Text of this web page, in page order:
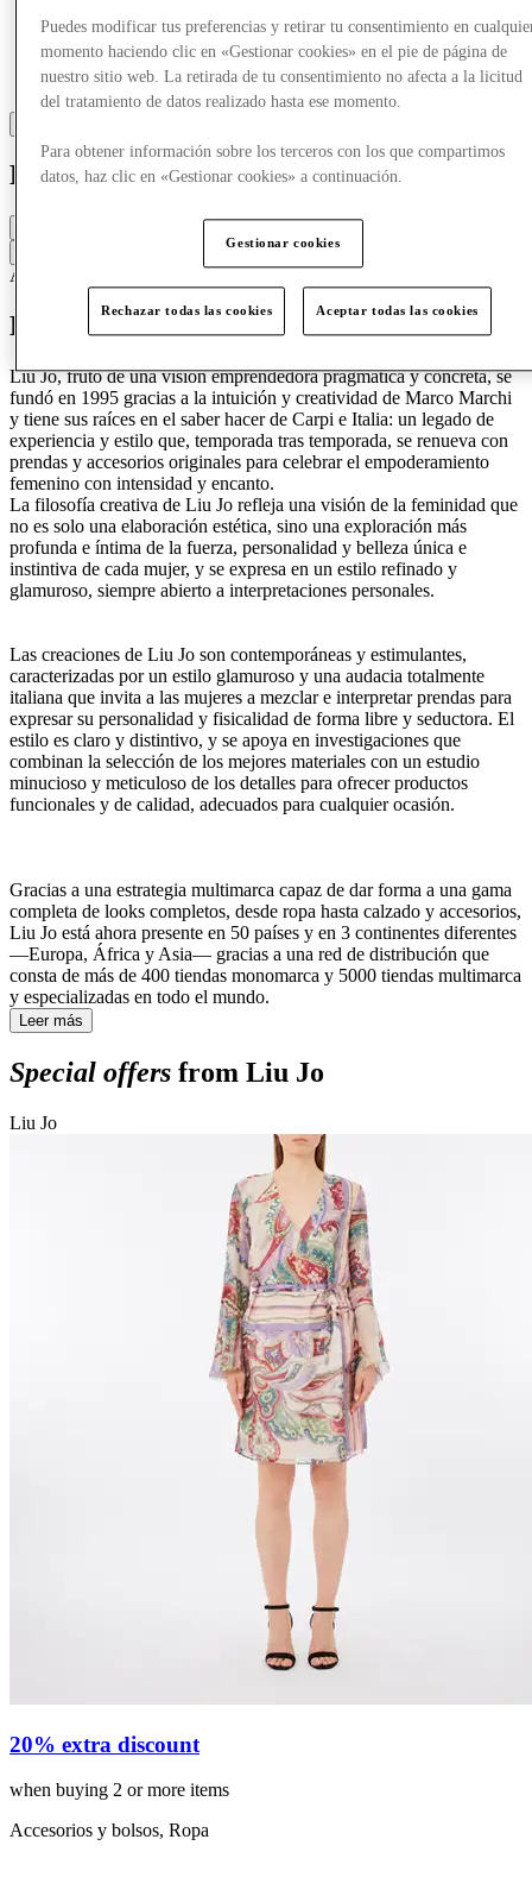
Liu Jo
Accesorios y bolsos
Entra en Liu Jo
Liu Jo, fruto de una visión emprendedora pragmática y concreta, se
fundó en 1995 gracias a la intuición y creatividad de Marco Marchi
y tiene sus raíces en el saber hacer de Carpi e Italia: un legado de
experiencia y estilo que, temporada tras temporada, se renueva con
prendas y accesorios originales para celebrar el empoderamiento
femenino con intensidad y encanto.
La filosofía creativa de Liu Jo refleja una visión de la feminidad que
no es solo una elaboración estética, sino una exploración más
profunda e íntima de la fuerza, personalidad y belleza única e
instintiva de cada mujer, y se expresa en un estilo refinado y
glamuroso, siempre abierto a interpretaciones personales.
Las creaciones de Liu Jo son contemporáneas y estimulantes,
caracterizadas por un estilo glamuroso y una audacia totalmente
italiana que invita a las mujeres a mezclar e interpretar prendas para
expresar su personalidad y fisicalidad de forma libre y seductora. El
estilo es claro y distintivo, y se apoya en investigaciones que
combinan la selección de los mejores materiales con un estudio
minucioso y meticuloso de los detalles para ofrecer productos
funcionales y de calidad, adecuados para cualquier ocasión.
Gracias a una estrategia multimarca capaz de dar forma a una gama
completa de looks completos, desde ropa hasta calzado y accesorios,
Liu Jo está ahora presente en 50 países y en 3 continentes diferentes
—Europa, África y Asia— gracias a una red de distribución que
consta de más de 400 tiendas monomarca y 5000 tiendas multimarca
y especializadas en todo el mundo.
Leer más
Special offers from Liu Jo
Liu Jo
20% extra discount
when buying 2 or more items
Accesorios y bolsos, Ropa
Puedes modificar tus preferencias y retirar tu consentimiento en
momento haciendo clic en «Gestionar cookies» en el pie de página de
nuestro sitio web. La retirada de tu consentimiento no afecta a la licitud
del tratamiento de datos realizado hasta ese momento.
Para obtener información sobre los terceros con los que compartimos
datos, haz clic en «Gestionar cookies» a continuación.
Gestionar cookies
Rechazar todas las cookies Aceptar todas las cookies